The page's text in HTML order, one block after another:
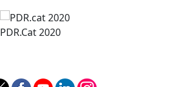
PDR.Cat 2020